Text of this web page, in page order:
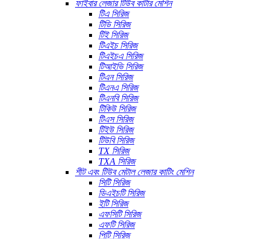
ফাইবার লেজার টিউব কাটার মেশিন
টিএ সিরিজ
টিডি সিরিজ
টিই সিরিজ
টিএইচ সিরিজ
টিএইচএ সিরিজ
টিআইভি সিরিজ
টিএন সিরিজ
টিএনএ সিরিজ
টিএনবি সিরিজ
টিকিউ সিরিজ
টিএস সিরিজ
টিইউ সিরিজ
টিউবি সিরিজ
TX সিরিজ
TXA সিরিজ
শীট এবং টিউব মেটাল লেজার কাটিং মেশিন
সিটি সিরিজ
ডিএইচটি সিরিজ
ইটি সিরিজ
এফসিটি সিরিজ
এফটি সিরিজ
পিটি সিরিজ